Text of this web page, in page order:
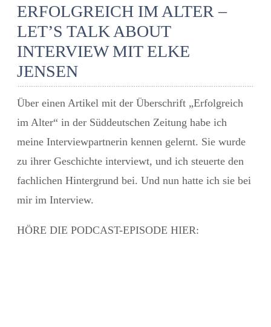
ERFOLGREICH IM ALTER –
LET’S TALK ABOUT
INTERVIEW MIT ELKE
JENSEN
Über einen Artikel mit der Überschrift „Erfolgreich
im Alter“ in der Süddeutschen Zeitung habe ich
meine Interviewpartnerin kennen gelernt. Sie wurde
zu ihrer Geschichte interviewt, und ich steuerte den
fachlichen Hintergrund bei. Und nun hatte ich sie bei
mir im Interview.
HÖRE DIE PODCAST-EPISODE HIER: